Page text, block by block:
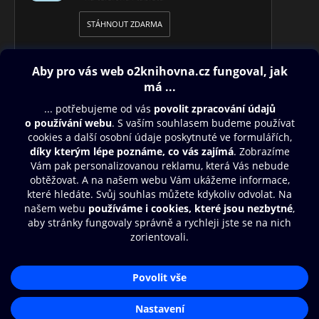
STÁHNOUT ZDARMA
Obsah ke stažení
Moje O2 Knihovna
Další zábava
© O2 Czech Republic a.s.
Přístupnost
Zásady zpracování osobních údajůAplikace O2 Knihovna
Čti a poslouchej své e-knihy a